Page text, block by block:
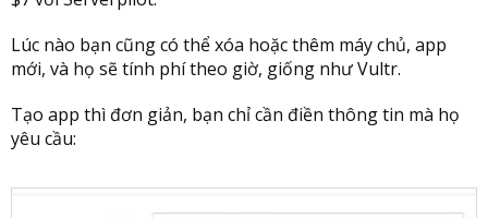
Lúc nào bạn cũng có thể xóa hoặc thêm máy chủ, app
mới, và họ sẽ tính phí theo giờ, giống như Vultr.
Tạo app thì đơn giản, bạn chỉ cần điền thông tin mà họ
yêu cầu: